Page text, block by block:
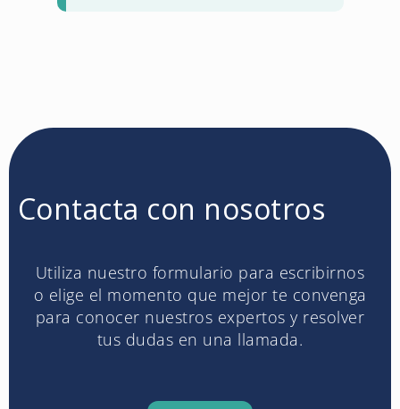
Contacta con nosotros
Utiliza nuestro formulario para escribirnos
o elige el momento que mejor te convenga
para conocer nuestros expertos y resolver
tus dudas en una llamada.